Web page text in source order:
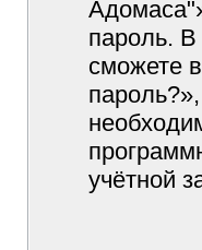
пароль.
сможете
учётной